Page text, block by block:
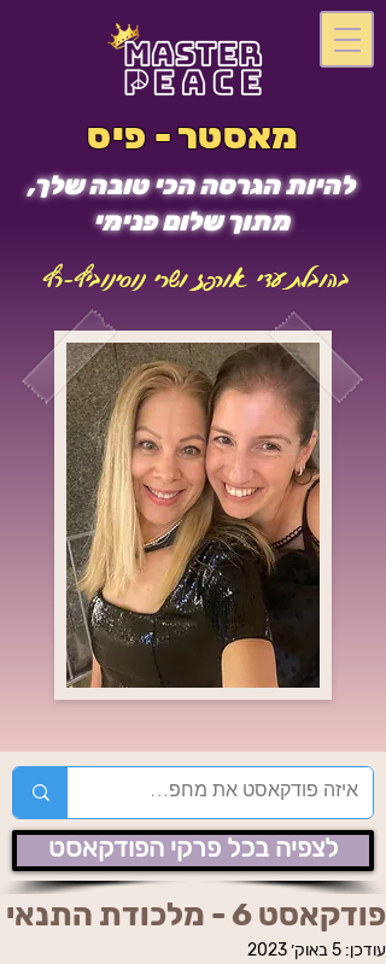
מאסטר - פיס
להיות הגרסה הכי טובה שלך,
מתוך שלום פנימי
בהובלת עדי אורפז ושרי נוסינוביץ-רץ
לצפיה בכל פרקי הפודקאסט
פודקאסט 6 - מלכודת התנאי
עודכן: 5 באוק׳ 2023